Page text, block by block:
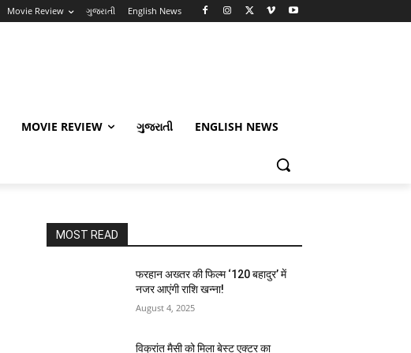
Movie Review ગુજરાતી English News
MOVIE REVIEW ગુજરાતી ENGLISH NEWS
MOST READ
फरहान अख्तर की फिल्म ‘120 बहादुर’ में
नजर आएंगी राशि खन्ना!
August 4, 2025
विक्रांत मैसी को मिला बेस्ट एक्टर का